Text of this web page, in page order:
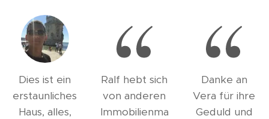
Dies ist ein
erstaunliches
Haus, alles,
Ralf hebt sich
von anderen
Immobilienma
Danke an
Vera für ihre
Geduld und